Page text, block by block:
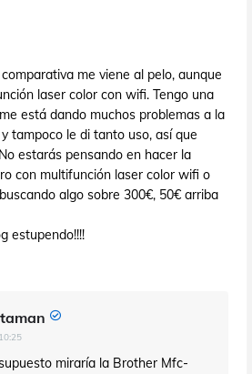
me viene al pelo, aunque
laser color con wifi. Tengo una
está dando muchos problemas a la
tampoco le di tanto uso, así que
estarás pensando en hacer la
con multifunción laser color wifi o
algo sobre 300€, 50€ arriba
estupendo!!!!
miraría la Brother Mfc-